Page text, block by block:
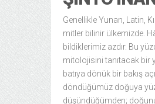
Genellikle Yunan, Latin,
mitler bilinir ülkemizde.
bildiklerimiz azdır. Bu
mitolojisini tanıtacak bir
batıya dönük bir bakış
döndüğümüz doğuya
düşündüğümden;